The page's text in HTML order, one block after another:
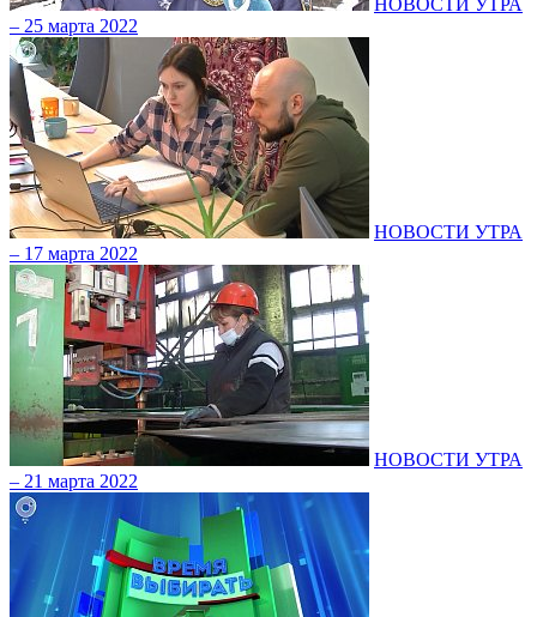
– 25 марта 2022
НОВОСТИ УТРА
– 17 марта 2022
НОВОСТИ УТРА
– 21 марта 2022